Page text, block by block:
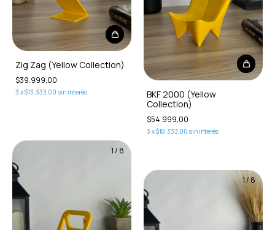
Zig Zag (Yellow Collection)
$39.999,00
3 x$13.333,00 sin interés
BKF 2000 (Yellow
Collection)
$54.999,00
3 x$18.333,00 sin interés
1/ 8
1/8